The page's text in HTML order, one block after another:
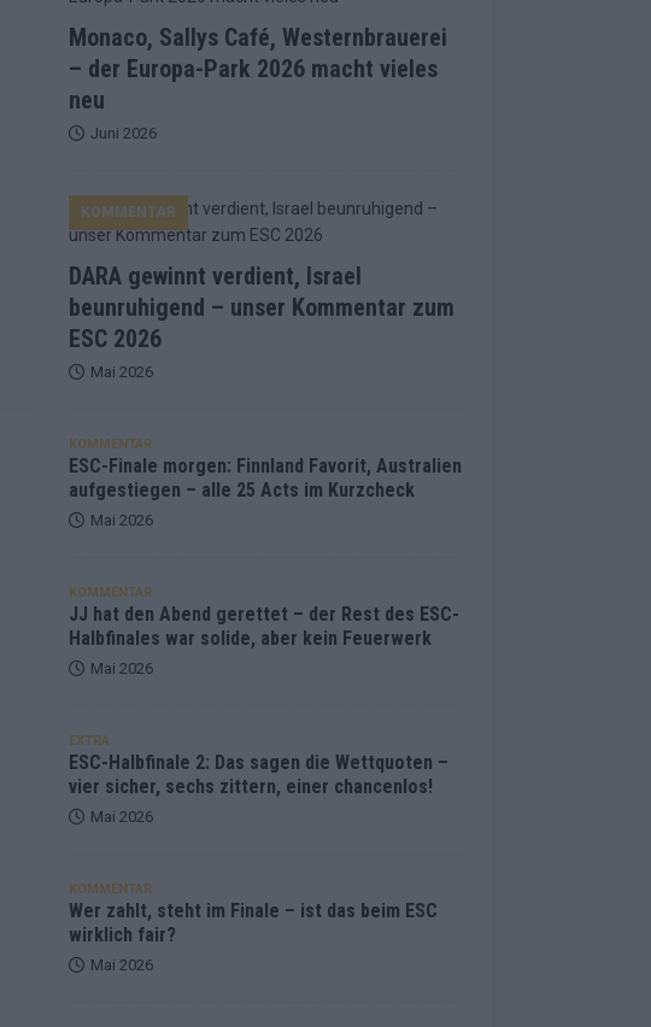
Monaco, Sallys Café, Westernbrauerei
– der Europa-Park 2026 macht vieles
neu
Juni 2026
DARA gewinnt verdient, Israel
beunruhigend – unser Kommentar zum
ESC 2026
KOMMENTAR
Mai 2026
KOMMENTAR
ESC-Finale morgen: Finnland Favorit, Australien
aufgestiegen – alle 25 Acts im Kurzcheck
Mai 2026
KOMMENTAR
JJ hat den Abend gerettet – der Rest des ESC-
Halbfinales war solide, aber kein Feuerwerk
Mai 2026
EXTRA
ESC-Halbfinale 2: Das sagen die Wettquoten –
vier sicher, sechs zittern, einer chancenlos!
Mai 2026
KOMMENTAR
Wer zahlt, steht im Finale – ist das beim ESC
wirklich fair?
Mai 2026